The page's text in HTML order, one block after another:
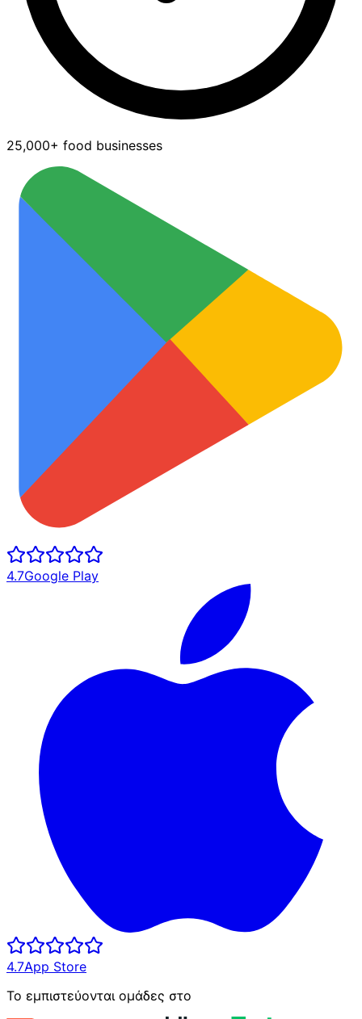
25,000+ food businesses
4.7Google Play
4.7App Store
Το εμπιστεύονται ομάδες στο